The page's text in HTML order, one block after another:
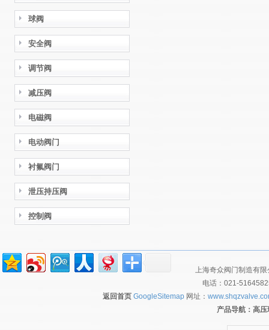
球阀
安全阀
调节阀
减压阀
电磁阀
电动阀门
衬氟阀门
泄压持压阀
控制阀
上海奇众阀门制造有
电话：021-
返回首页 GoogleSitemap 网址：
产品导航： 高压